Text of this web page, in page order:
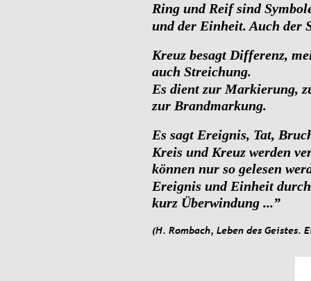
Ring und Reif sind
und der Einheit. Auch der
Kreuz besagt Differenz,
auch Streichung.
Es dient zur Markierung,
zur Brandmarkung.
Es sagt Ereignis, Tat,
Kreis und Kreuz werden
können nur so gelesen
Ereignis und Einheit
kurz Überwindung ...”
(H. Rombach, Leben des Geistes.